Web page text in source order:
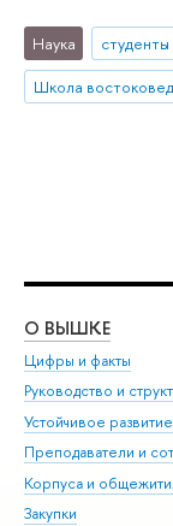
Наука студенты
Школа
О ВЫШКЕ
Цифры и факты
Руководство и
Устойчивое
Преподаватели и
Корпуса и
Закупки